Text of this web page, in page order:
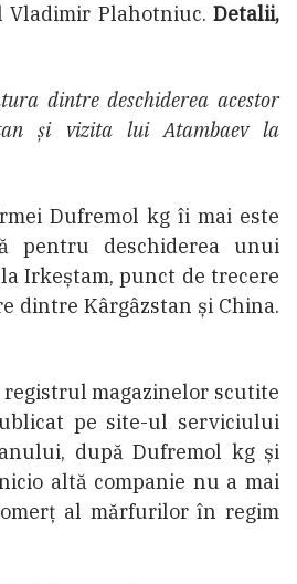
Plahotniuc. Detalii,
dintre deschiderea acestor
și vizita lui Atambaev la
Dufremol kg îi mai este
pentru deschiderea unui
Irkeștam, punct de trecere
dintre Kârgâzstan și China.
magazinelor scutite
pe site-ul serviciului
după Dufremol kg și
altă companie nu a mai
al mărfurilor în regim